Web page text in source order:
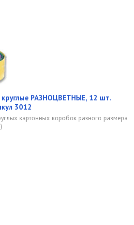
РАЗНОЦВЕТНЫЕ, 12 шт.
3012
картонных коробок разного размера